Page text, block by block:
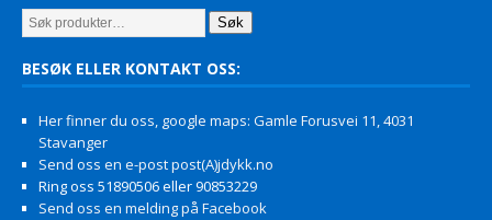
Søk
BESØK ELLER KONTAKT OSS:
Her finner du oss, google maps: Gamle Forusvei 11, 4031
Stavanger
Send oss en e-post post(A)jdykk.no
Ring oss 51890506 eller 90853229
Send oss en melding på Facebook